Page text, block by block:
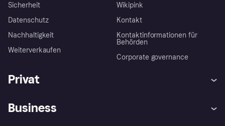
Sicherheit
Datenschutz
Nachhaltigkeit
Weiterverkaufen
Wikipink
Kontakt
Kontaktinformationen für
Behörden
Corporate governance
Privat
Business